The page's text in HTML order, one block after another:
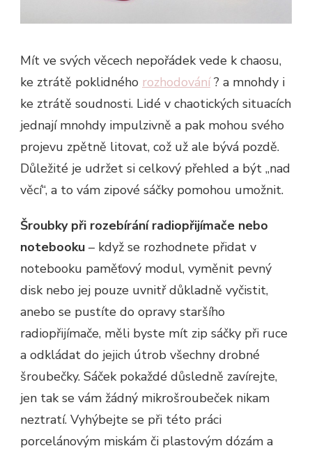
Mít ve svých věcech nepořádek vede k chaosu,
ke ztrátě poklidného rozhodování? a mnohdy i
ke ztrátě soudnosti. Lidé v chaotických situacích
jednají mnohdy impulzivně a pak mohou svého
projevu zpětně litovat, což už ale bývá pozdě.
Důležité je udržet si celkový přehled a být „nad
věcí“, a to vám zipové sáčky pomohou umožnit.
Šroubky při rozebírání radiopřijímače nebo
notebooku – když se rozhodnete přidat v
notebooku paměťový modul, vyměnit pevný
disk nebo jej pouze uvnitř důkladně vyčistit,
anebo se pustíte do opravy staršího
radiopřijímače, měli byste mít zip sáčky při ruce
a odkládat do jejich útrob všechny drobné
šroubečky. Sáček pokaždé důsledně zavírejte,
jen tak se vám žádný mikrošroubeček nikam
neztratí. Vyhýbejte se při této práci
porcelánovým miskám či plastovým dózám a